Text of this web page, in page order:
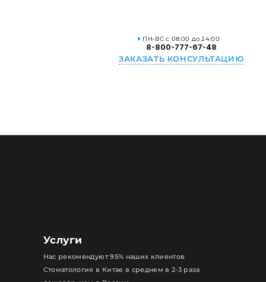
ПН-ВС с 08:00 до 24:00
8-800-777-67-48
ЗАКАЗАТЬ КОНСУЛЬТАЦИЮ
Услуги
Нас рекомендуют 95% наших клиентов
Стоматология в Китае в среднем в 2-3 раза